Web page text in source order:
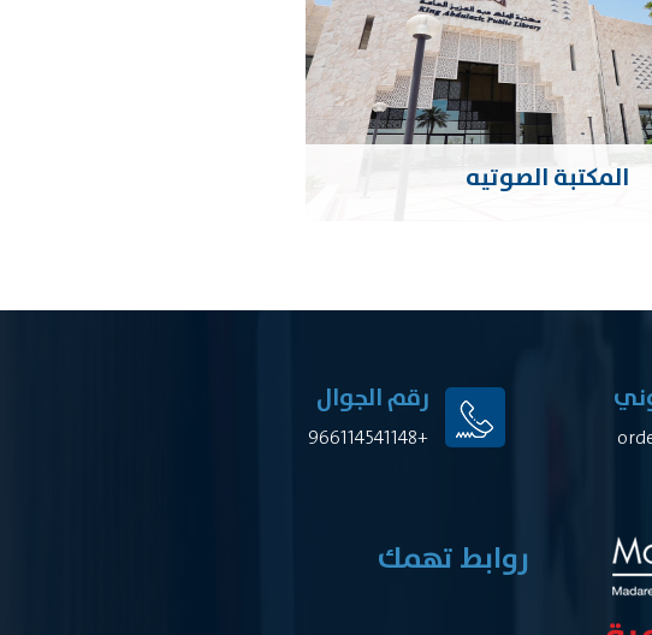
المكتبة الصوتيه
رقم الجوال
+966114541148
روابط تهمك